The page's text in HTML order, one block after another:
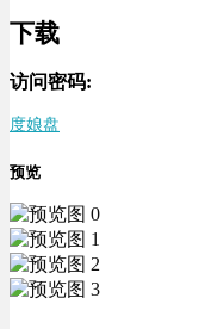
下载
访问密码:
度娘盘
预览